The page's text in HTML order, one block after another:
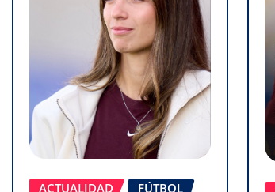
ACTUALIDAD FÚTBOL